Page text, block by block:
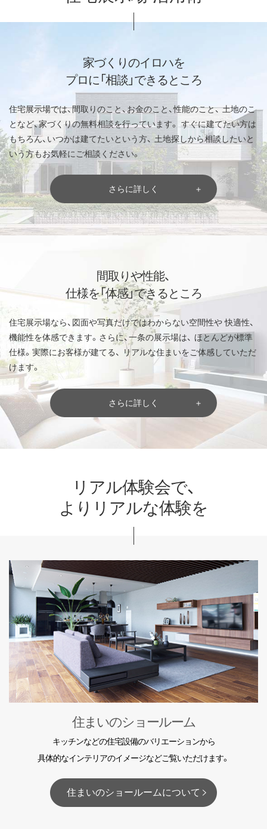
家づくりのイロハを
プロに「相談」できるところ
住宅展示場では、間取りのこと、お金のこと、性能のこと、土地のこ
となど、家づくりの無料相談を行っています。
すぐに建てたい方は
もちろん、いつかは建てたいという方、 土地探しから相談したいと
いう方もお気軽にご相談ください。
さらに詳しく
間取りや性能、
仕様を「体感」できるところ
住宅展示場なら、図面や写真だけではわからない空間性や快適性、
機能性を体感できます。さらに、一条の展示場は、 ほとんどが標準
仕様。実際にお客様が建てる、
リアルな住まいをご体感していただ
けます。
さらに詳しく
リアル体験会で、
よりリアルな体験を
住まいのショールーム
キッチンなどの住宅設備のバリエーションから
具体的なインテリアのイメージなどご覧いただけます。
住まいのショールームについて